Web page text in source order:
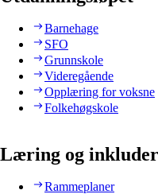
Barnehage
SFO
Grunnskole
Videregående
Opplæring for voksne
Folkehøgskole
Læring og
Rammeplaner